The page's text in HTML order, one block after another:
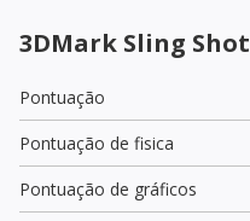
3DMark Sling
Pontuação
Pontuação de fisica
Pontuação de gráficos